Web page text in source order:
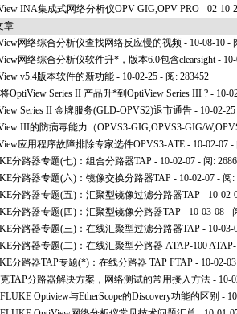
INA集成式网络分析仪OPV-GIG,OPV-PRO - 02-10-
章
网络综合分析仪查找网络反应慢的视频 - 10-08-10 -
网络综合分析仪软件升* ，版本6.0包含clearsight- 10-
v5.4版本软件的新功能 - 10-02-25 - 阅: 283452
OptiView Series II 产品升*到OptiView Series III ? - 10-
Series II 金牌服务(GLD-OPVS2)退市通告 - 10-02-
III的防病毒能力（OPVS3-GIG,OPVS3-GIG/
应用程序故障排除专家选件OPVS3-ATE - 10-02-07 -
分路器专题(七)：组合分路器TAP - 10-02-07 - 阅:
分路器专题(六)：镜像交换分路器TAP - 10-02-07 - 阅:
分路器专题(五)：汇聚型镜像过滤分路器TAP - 10-02-
分路器专题(四)：汇聚型镜像分路器TAP - 10-03-08 -
分路器专题(三)：在线汇聚型过滤分路器TAP - 10-03-
分路器专题(二)：在线汇聚型分路器 ATAP-100 ATAP-
分路器TAP专题(*)：在线分路器 TAP FTAP - 10-02-
TAP分路器解决方案，网络测试的常用接入方法 - 10-
Optiview与EtherScope的Discovery功能的区别 -